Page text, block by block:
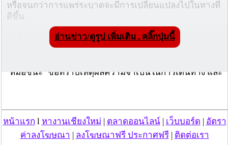
หรือจนกว่าการแพร่ระบาดจะมีการเปลี่ยนแปลงไปในทางที่
ดีขึ้น
ทั้งนี้ สำหรับจังหวัดพื้นที่ควบคุมสูงสุดและเข้มงวด 5 จังหวัด
ได้แก่ สมุทรสาคร ชลบุรี ระยอง จันทบุรี และตราดนั้น ยังคง
‘หมอชนะ’ ขอทราบเหตุผลความจำเป็นในการเดินทาง และ
ไม่สะดวกนี้กับคนที่ไม่จำเป็น แต่สำหรับคนที่จำเป็นต้องเดิน
ทางนั้น ท่านสามารถบอกถึงความจำเป็นดังกล่าวกับเจ้า
หน้าที่ได้เลย
อ่านข่าว/ดูรูป เพิ่มเติม . คลิ๊กปุ่มนี้
หน้าแรก l หางานเชียงใหม่ ตลาดออนไลน์| เว็บบอร์ด
อัตรา
ค่าลงโฆษณา
ลงโฆษณาฟรี ประกาศฟรี| ติดต่อเรา